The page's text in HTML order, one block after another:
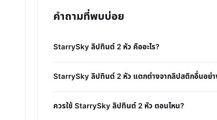
คำถามที่พบบ่อย
StarrySky ลิปทินต์ 2 หัว คืออะไร?
StarrySky ลิปทินต์ 2 หัว แตกต่างจากลิปสติกอื่นอย่า
ควรใช้ StarrySky ลิปทินต์ 2 หัว ตอนไหน?